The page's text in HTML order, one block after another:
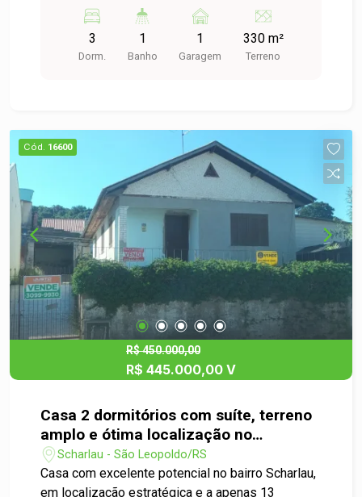
iluminada, enquanto a cozinha, independente,
proporciona praticidade e acesso ao pátio. A área
íntima conta com dois dormitórios e um terceiro
de área de serviço, churrasqueira, lavabo e pia de
apoio. Ao lado, há garagem coberta e um cômodo
utilizado como depósito. O pátio é totalmente
pavimentado e a frente da casa conta com um
agradável jardim. Uma excelente oportunidade
para quem procura um imóvel bem localizado,
com boa estrutura e potencial para receber
atualizações conforme seu estilo. Agende sua
visita e venha conhecer este imóvel. Seu novo lar
pode estar aqui!
3
Dorm.
1
Banho
1
Garagem
330 m²
Terreno
Cód. 16600
R$ 450.000,00
R$ 445.000,00 V
Casa 2 dormitórios com suíte, terreno
amplo e ótima localização no
Scharlau.
Scharlau - São Leopoldo/RS
Casa com excelente potencial no bairro Scharlau,
em localização estratégica e a apenas 13